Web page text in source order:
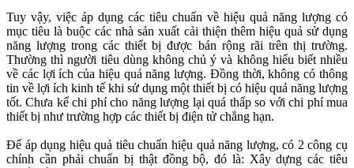
Tuy vậy, việc áp dụng các tiêu chuẩn về hiệu quả năng lượng có
mục tiêu là buộc các nhà sản xuất cải thiện thêm hiệu quả sử dụng
năng lượng trong các thiết bị được bán rộng rãi trên thị trường.
Thường thì người tiêu dùng không chủ ý và không hiểu biết nhiều
về các lợi ích của hiệu quả năng lượng. Đồng thời, không có thông
tin về lợi ích kinh tế khi sử dụng một thiết bị có hiệu quả năng lượng
tốt. Chưa kể chi phí cho năng lượng lại quá thấp so với chi phí mua
thiết bị như trường hợp các thiết bị điện tử chẳng hạn.
Để áp dụng hiệu quả tiêu chuẩn hiệu quả năng lượng, có 2 công cụ
chính cần phải chuẩn bị thật đồng bộ, đó là: Xây dựng các tiêu